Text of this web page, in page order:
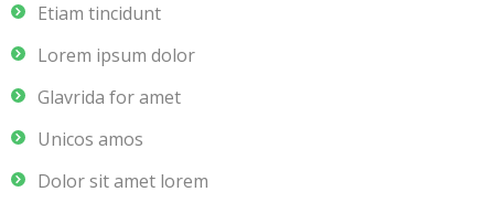
Etiam tincidunt
Lorem ipsum dolor
Glavrida for amet
Unicos amos
Dolor sit amet lorem